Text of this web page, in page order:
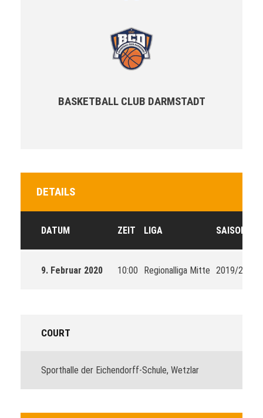
BASKETBALL CLUB DARMSTADT
DETAILS
DATUM ZEIT LIGA SAISON
9. Februar 2020 10:00 Regionalliga Mitte 2019/2020
COURT
Sporthalle der Eichendorff-Schule, Wetzlar